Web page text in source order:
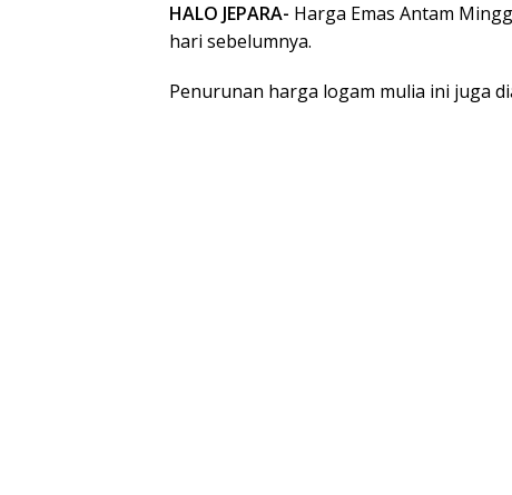
HALO JEPARA- Harga Emas Antam
hari sebelumnya.
Penurunan harga logam mulia ini juga